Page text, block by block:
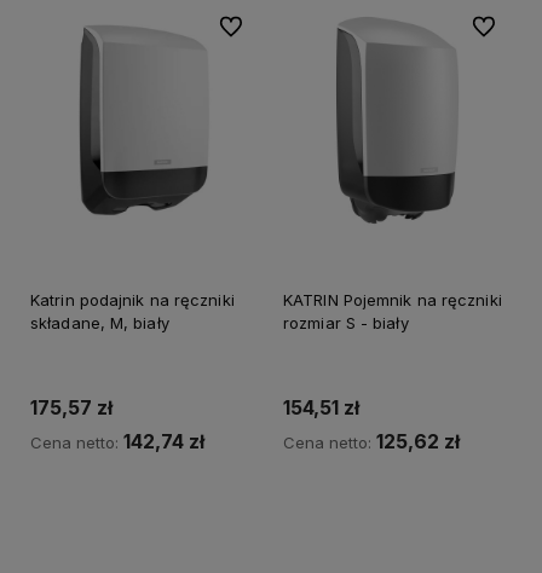
Katrin podajnik na ręczniki
składane, M, biały
175,57 zł
Cena netto: 142,74 zł
Do ulubionych
KATRIN Pojemnik na ręczniki
rozmiar S - biały
154,51 zł
Cena netto: 125,62 zł
Do